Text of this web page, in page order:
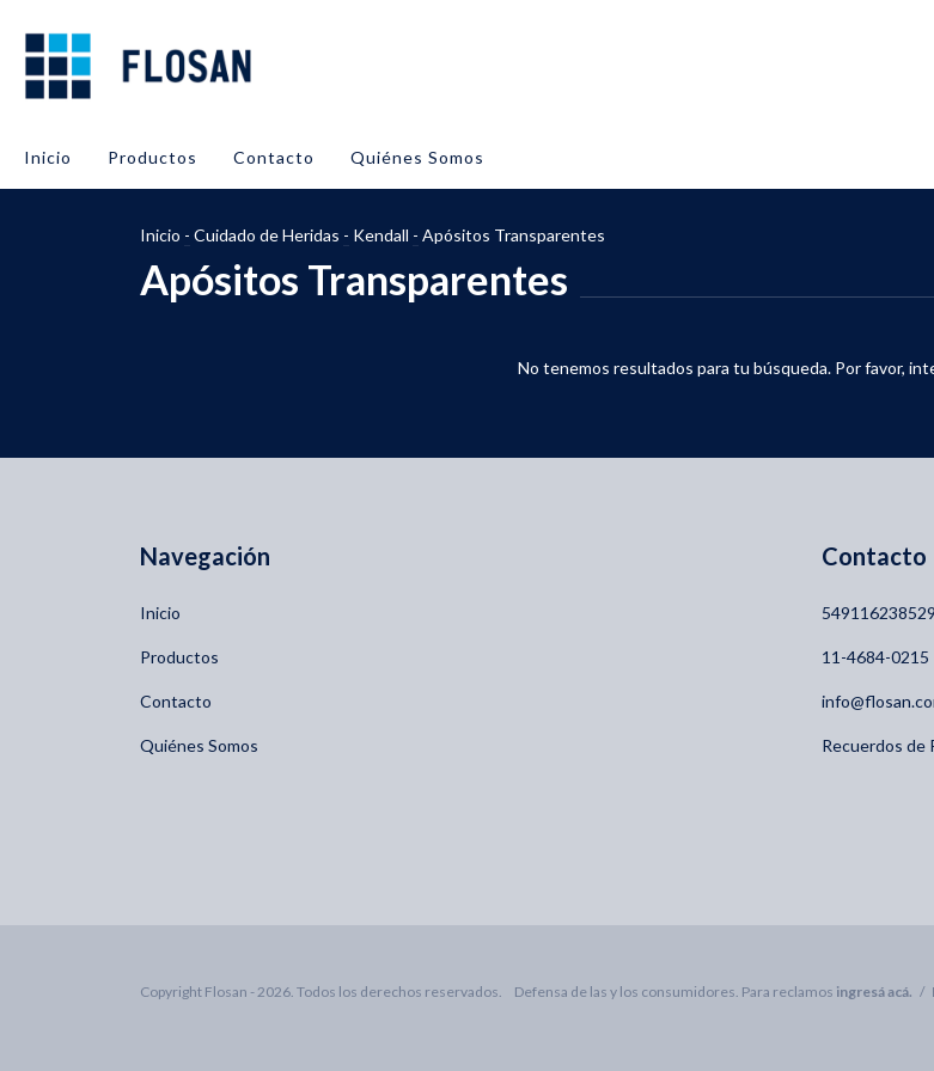
Inicio Productos Contacto Quiénes Somos
Inicio - Cuidado de Heridas - Kendall - Apósitos Transparentes
Apósitos Transparentes
No tenemos resultados para tu búsqueda. Por favor,
Navegación
Inicio
Productos
Contacto
Quiénes Somos
Contacto
11-4684-0215
Recuerdos de
Copyright Flosan - 2026. Todos los derechos reservados. Defensa de las y los consumidores. Para reclamos ingresá acá. /